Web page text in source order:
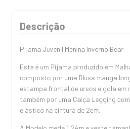
Descrição
Pijama Juvenil Menina Inverno Bear
Este é um Pijama produzido em
composto por uma Blusa manga
estampa frontal de ursos e gola em
também por uma Calça Legging
elástico na cintura de 2cm.